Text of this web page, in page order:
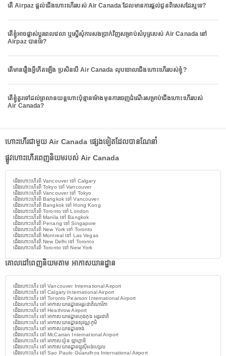
តើ Airpaz ផ្តល់ជើងហោះហើររបស់ Air Canada ដែលមានការផ្តល់ជូនពិសេសដែរឬទេ?
តើខ្ញុំអាចផ្លាស់ប្តូរពេលវេលា ឬស្នើសុំការសងប្រាក់វិញសម្រាប់សំបុត្ររបស់ Air Canada នៅ
Airpaz បានទេ?
តើមានរឿងអ្វីកើតឡើង ប្រសិនបើ Air Canada លុបចោលជើងហោះហើររបស់ខ្ញុំ?
តើខ្ញុំគួរទៅដល់ព្រលានយន្តហោះប៉ុន្មានម៉ោងមុនការចេញដំណើរសម្រាប់ជើងហោះហើររបស់
Air Canada?
ហោះហើរជាមួយ Air Canada ផ្សេងទៀតដែលបានណែនាំ
ផ្លូវហោះហើរពេញនិយមរបស់ Air Canada
ជើងហោះហើរពី Vancouver ទៅ Calgary
ជើងហោះហើរពី Tokyo ទៅ Vancouver
ជើងហោះហើរពី Vancouver ទៅ Tokyo
ជើងហោះហើរពី Bangkok ទៅ Vancouver
ជើងហោះហើរពី Bangkok ទៅ Hong Kong
ជើងហោះហើរពី Toronto ទៅ London
ជើងហោះហើរពី Manila ទៅ Bangkok
ជើងហោះហើរពី Penang ទៅ Singapore
ជើងហោះហើរពី New York ទៅ Toronto
ជើងហោះហើរពី Montreal ទៅ Las Vegas
ជើងហោះហើរពី New Delhi ទៅ Toronto
ជើងហោះហើរពី Toronto ទៅ New York
គោលដៅពេញនិយមតាម អាកាសយានដ្ឋាន
ជើងហោះហើរ ទៅ Vancouver International Airport
ជើងហោះហើរ ទៅ Calgary International Airport
ជើងហោះហើរ ទៅ Toronto Pearson International Airport
ជើងហោះហើរ ទៅ អាកាសយានដ្ឋានអន្តរជាតិណារីតា
ជើងហោះហើរ ទៅ Heathrow Airport
ជើងហោះហើរ ទៅ អាកាសយានដ្ឋានហុងកុង អន្តរជាតិ
ជើងហោះហើរ ទៅ អាកាសយានដ្ឋានសុវណ្ណភូមិ
ជើងហោះហើរ ទៅ អាកាសយានដ្ឋានចង់
ជើងហោះហើរ ទៅ McCarran International Airport
ជើងហោះហើរ ទៅ អាកាសយ៉ូន ឡាហ្គាឌី
ជើងហោះហើរ ទៅ អាកាសយានដ្ឋានឡូស៊ីអង់ហ្សេល
ជើងហោះហើរ ទៅ Sao Paulo Guarulhos International Airport